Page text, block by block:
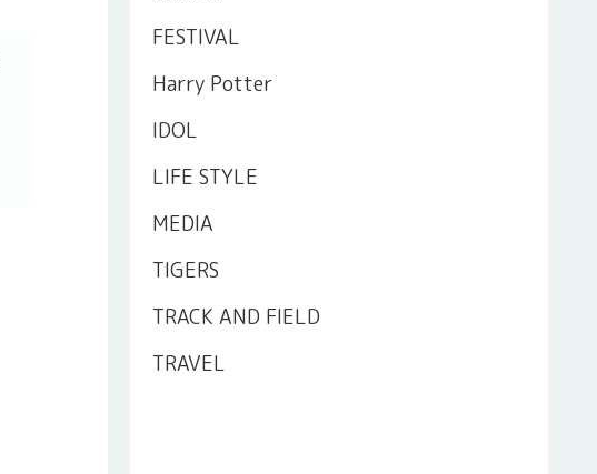
FESTIVAL
Harry Potter
IDOL
LIFE STYLE
MEDIA
TIGERS
TRACK AND FIELD
TRAVEL